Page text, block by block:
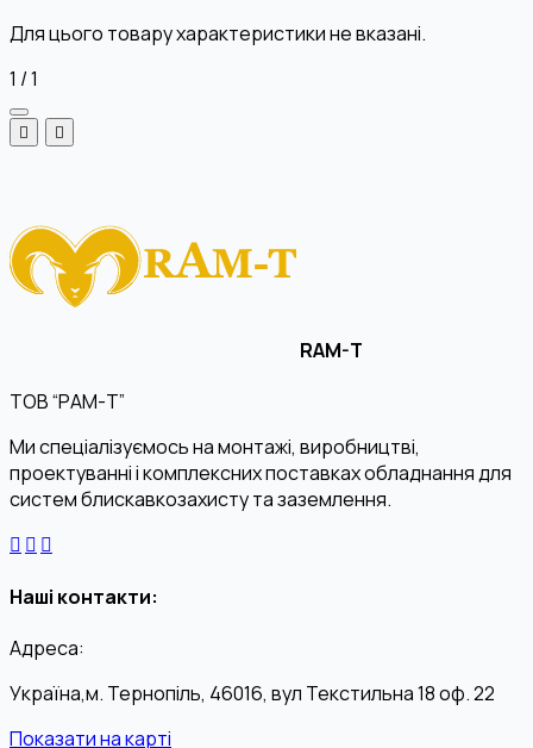
Для цього товару характеристики не вказані.
1 /1
RAM-T
ТОВ “РАМ-Т”
Ми спеціалізуємось на монтажі, виробництві,
проектуванні і комплексних поставках обладнання для
систем блискавкозахисту та заземлення.
Наші контакти:
Адреса:
Україна,м. Тернопіль, 46016, вул Текстильна 18 оф. 22
Показати на карті